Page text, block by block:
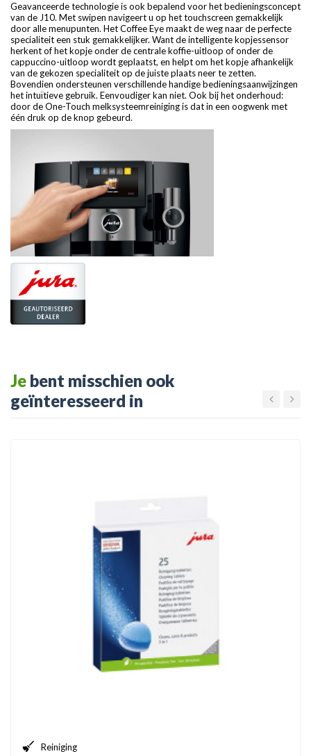
Geavanceerde technologie is ook bepalend voor het bedieningsconcept
van de J10. Met swipen navigeert u op het touchscreen gemakkelijk
door alle menupunten. Het Coffee Eye maakt de weg naar de perfecte
specialiteit een stuk gemakkelijker. Want de intelligente kopjessensor
herkent of het kopje onder de centrale koffie-uitloop of onder de
cappuccino-uitloop wordt geplaatst, en helpt om het kopje afhankelijk
van de gekozen specialiteit op de juiste plaats neer te zetten.
Bovendien ondersteunen verschillende handige bedieningsaanwijzingen
het intuïtieve gebruik. Eenvoudiger kan niet. Ook bij het onderhoud:
door de One-Touch melksysteemreiniging is dat in een oogwenk met
één druk op de knop gebeurd.
Je bent misschien ook
geïnteresseerd in
Reiniging